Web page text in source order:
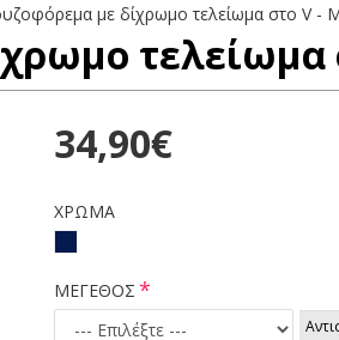
με δίχρωμο τελείωμα στο V -
34,90€
ΧΡΩΜΑ
ΜΕΓΕΘΟΣ